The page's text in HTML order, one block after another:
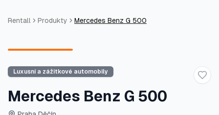
Rentall Produkty Mercedes Benz G 500
Luxusní a zážitkové automobily
Mercedes Benz G 500